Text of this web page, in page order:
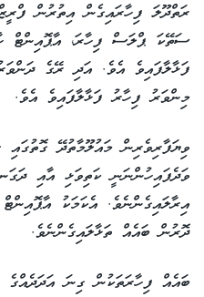
ރަތްދޫލަ ފިހާރައިގެން އިތުރުން
ސަތޭކަ ޕްލަސް ފިހާރަ، އާޕޮއިންޓް
ފަޅާލާފައިވެ އެވެ. އަދި ރޭގެ
މިންވަރު ފިހާރު ފަޅާލާފައިވެ އެވެ.
ވިޔަފާރިވެރިން މައުލޫމާތުދޭ
ވަދެފައިހުންނަނީ ކަތިވަޅި އާއި
އިރާލައިގެންނެވެ. އެކަމަކު
ދޮރުން ބައެއް ތަޅާލައިގެންނެވެ.
ބައެއް ފިހާރަތަކުން ގިނަ